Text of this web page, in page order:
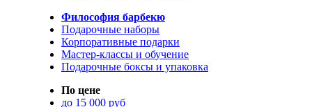
Философия барбекю
Подарочные наборы
Корпоративные подарки
Мастер-классы и обучение
Подарочные боксы и упаковка
По цене
до 15 000 руб